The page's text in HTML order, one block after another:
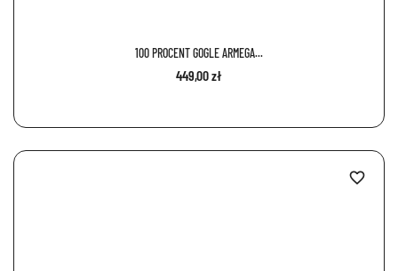
100 PROCENT GOGLE ARMEGA...
449,00 zł
favorite_border